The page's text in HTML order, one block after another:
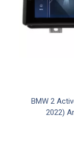
BMW 2
2022)